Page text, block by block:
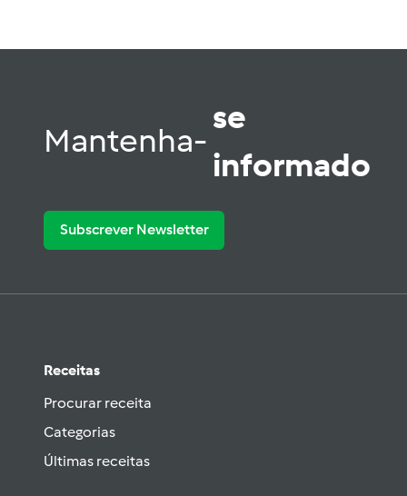
Mantenha-
se
informado
Subscrever Newsletter
Receitas
Procurar receita
Categorias
Últimas receitas